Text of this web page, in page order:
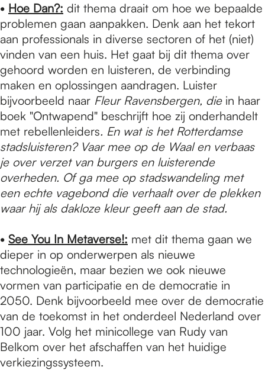
• Hoe Dan?: dit thema draait om hoe we bepaalde
problemen gaan aanpakken. Denk aan het tekort
aan professionals in diverse sectoren of het (niet)
vinden van een huis. Het gaat bij dit thema over
gehoord worden en luisteren, de verbinding
maken en oplossingen aandragen. Luister
bijvoorbeeld naar Fleur Ravensbergen, die in haar
boek "Ontwapend" beschrijft hoe zij onderhandelt
met rebellenleiders. En wat is het Rotterdamse
stadsluisteren? Vaar mee op de Waal en verbaas
je over verzet van burgers en luisterende
overheden. Of ga mee op stadswandeling met
een echte vagebond die verhaalt over de plekken
waar hij als dakloze kleur geeft aan de stad.
• See You In Metaverse!: met dit thema gaan we
dieper in op onderwerpen als nieuwe
technologieën, maar bezien we ook nieuwe
vormen van participatie en de democratie in
2050. Denk bijvoorbeeld mee over de democratie
van de toekomst in het onderdeel Nederland over
100 jaar. Volg het minicollege van Rudy van
Belkom over het afschaffen van het huidige
verkiezingssysteem.